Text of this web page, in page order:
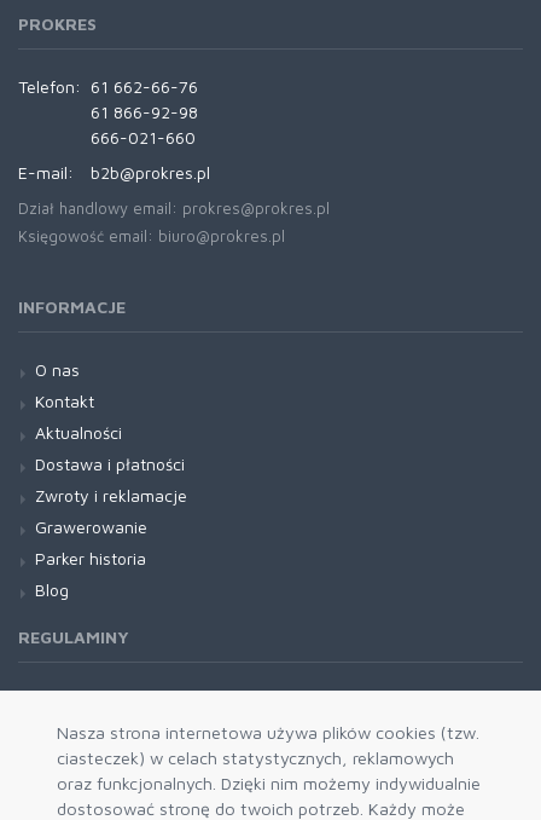
Nasza strona internetowa używa plików cookies (tzw.
ciasteczek) w celach statystycznych, reklamowych
oraz funkcjonalnych. Dzięki nim możemy indywidualnie
dostosować stronę do twoich potrzeb. Każdy może
PROKRES
Telefon:
61 662-66-76
61 866-92-98
666-021-660
E-mail:
b2b@prokres.pl
Dział handlowy email: prokres@prokres.pl
Księgowość email: biuro@prokres.pl
INFORMACJE
O nas
Kontakt
Aktualności
Dostawa i płatności
Zwroty i reklamacje
Grawerowanie
Parker historia
Blog
REGULAMINY